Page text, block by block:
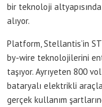
bir teknoloji
alıyor.
Platform, Stellantis’in
by-wire teknolojilerini
taşıyor. Ayrıyeten 800
bataryalı elektrikli
gerçek kullanım